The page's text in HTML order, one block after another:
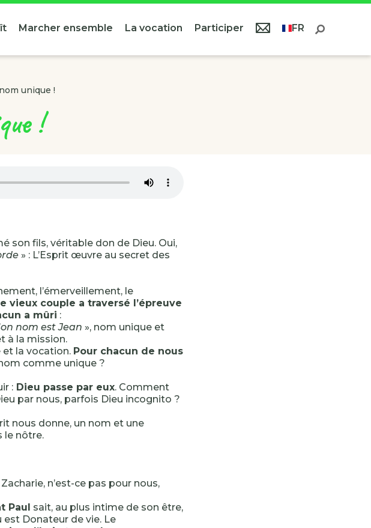
Marcher ensemble La vocation Participer FR
unique !
!
son fils, véritable don de Dieu. Oui,
» : L’Esprit œuvre au secret des
l’émerveillement, le
vieux couple a traversé l’épreuve
a mûri :
nom est Jean », nom unique et
à la mission.
et la vocation. Pour chacun de nous
comme unique ?
: Dieu passe par eux. Comment
par nous, parfois Dieu incognito ?
nous donne, un nom et une
le nôtre.
n’est-ce pas pour nous,
Paul sait, au plus intime de son être,
est Donateur de vie. Le